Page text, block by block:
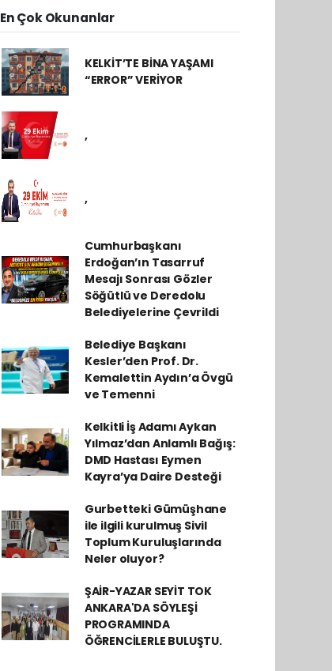
En Çok Okunanlar
KELKİT’TE BİNA YAŞAMI
“ERROR” VERİYOR
,
,
Cumhurbaşkanı
Erdoğan’ın Tasarruf
Mesajı Sonrası Gözler
Söğütlü ve Deredolu
Belediyelerine Çevrildi
Belediye Başkanı
Kesler’den Prof. Dr.
Kemalettin Aydın’a Övgü
ve Temenni
Kelkitli İş Adamı Aykan
Yılmaz’dan Anlamlı Bağış:
DMD Hastası Eymen
Kayra’ya Daire Desteği
Gurbetteki Gümüşhane
ile ilgili kurulmuş Sivil
Toplum Kuruluşlarında
Neler oluyor?
ŞAİR-YAZAR SEYİT TOK
ANKARA'DA SÖYLEŞİ
PROGRAMINDA
ÖĞRENCİLERLE BULUŞTU.